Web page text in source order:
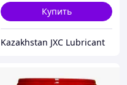
Купить
Kazakhstan JXC Lubricant